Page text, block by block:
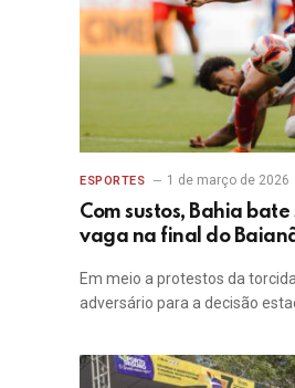
ESPORTES 1 de março de 2026
Com sustos, Bahia
vaga na final do
Em meio a protestos da
adversário para a decisão